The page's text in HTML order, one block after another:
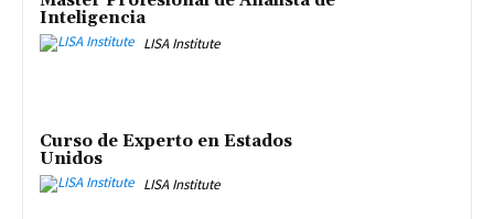
Inteligencia
LISA Institute
Curso de Experto en Estados
Unidos
LISA Institute